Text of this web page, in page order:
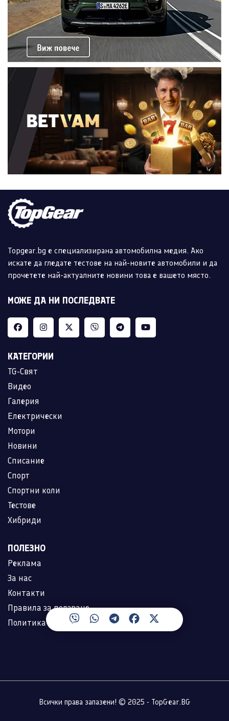
Topgear.bg е специализирана автомобилна медия. Ако
искате да гледате тестове на най-новите автомобили и да
прочетете най-актуалните новини това е вашето място.
МОЖЕ ДА НИ ПОСЛЕДВАТЕ
КАТЕГОРИИ
TG-Свят
Видео
Галерия
Електрически
Мотори
Новини
Списание
Спорт
Спортни коли
Тестове
Хибриди
ПОЛЕЗНО
Реклама
За нас
Контакти
Правила за ползване
Политика за лични данни
Всички права запазени! © 2025 - TopGear.BG